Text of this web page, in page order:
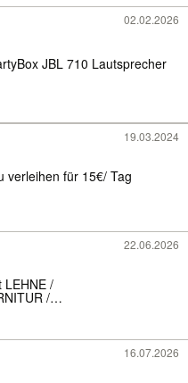
02.02.2026
JBL 710 Lautsprecher
19.03.2024
verleihen für 15€/ Tag
22.06.2026
LEHNE /
/
16.07.2026